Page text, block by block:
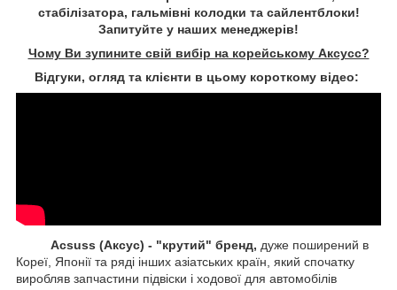
стабілізатора, гальмівні колодки та сайлентблоки!
Запитуйте у наших менеджерів!
Чому Ви зупините свій вибір на корейському Аксусс?
Відгуки, огляд та клієнти в цьому короткому відео:
Acsuss (Аксус) - "крутий" бренд, дуже поширений в
Кореї, Японії та ряді інших азіатських країн, який спочатку
виробляв запчастини підвіски і ходової для автомобілів